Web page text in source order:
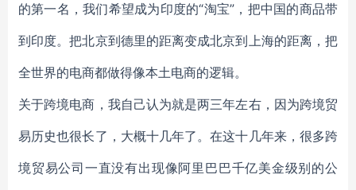
的第一名，我们希望成为印度的“淘宝”，把中国的商品带
到印度。把北京到德里的距离变成北京到上海的距离，把
全世界的电商都做得像本土电商的逻辑。
关于跨境电商，我自己认为就是两三年左右，因为跨境贸
易历史也很长了，大概十几年了。在这十几年来，很多跨
境贸易公司一直没有出现像阿里巴巴千亿美金级别的公